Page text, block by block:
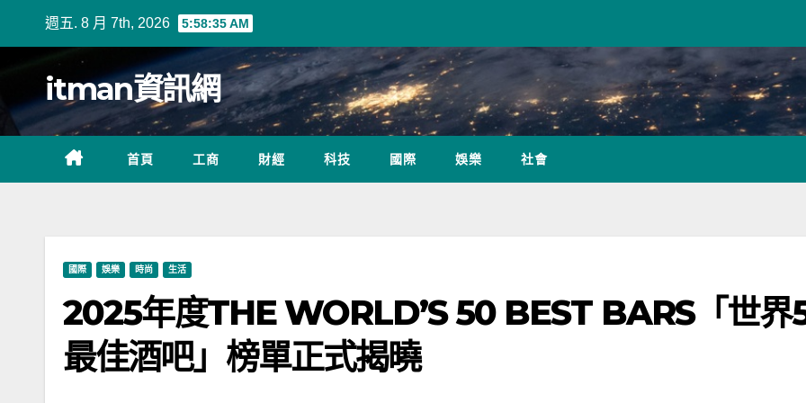
週五. 8 月 7th, 2026 5:58:37 AM
itman資訊網
首頁 工商 財經 科技 國際 娛樂 社會
國際 娛樂 時尚 生活
2025年度THE WORLD’S 50 BEST BARS「世界
最佳酒吧」榜單正式揭曉